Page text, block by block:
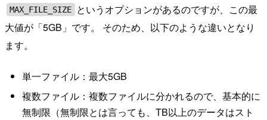
MAX_FILE_SIZE
というオプションがあるのですが、この最
大値が「5GB」です。 そのため、以下のような違いとなり
ます。
単一ファイル：最大5GB
複数ファイル：複数ファイルに分かれるので、基本的に
無制限（無制限とは言っても、TB以上のデータはスト